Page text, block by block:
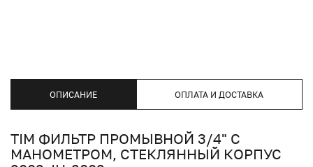
ОПИСАНИЕ ОПЛАТА И ДОСТАВКА
TIM ФИЛЬТР ПРОМЫВНОЙ 3/4" С
МАНОМЕТРОМ, СТЕКЛЯННЫЙ КОРПУС